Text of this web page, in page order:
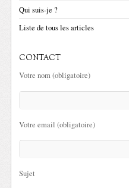
Qui suis-je ?
Liste de tous les articles
CONTACT
Votre nom (obligatoire)
Votre email (obligatoire)
Sujet